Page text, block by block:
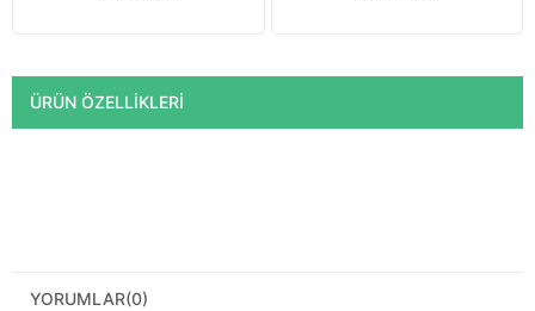
ÜRÜN ÖZELLIKLERI
YORUMLAR(0)